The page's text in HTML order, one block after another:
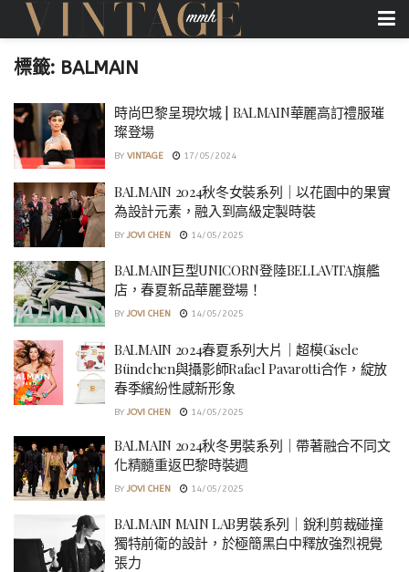
標籤: BALMAIN
時尚巴黎呈現坎城 | BALMAIN華麗高訂禮服璀
璨登場
BY VINTAGE 17/05/2024
BALMAIN 2024秋冬女裝系列｜以花園中的果實
為設計元素，融入到高級定製時裝
BY JOVI CHEN 14/05/2025
BALMAIN巨型UNICORN登陸BELLAVITA旗艦
店，春夏新品華麗登場！
BY JOVI CHEN 14/05/2025
BALMAIN 2024春夏系列大片｜超模Gisele
Bündchen與攝影師Rafael Pavarotti合作，綻放
春季繽紛性感新形象
BY JOVI CHEN 14/05/2025
BALMAIN 2024秋冬男裝系列｜帶著融合不同文
化精髓重返巴黎時裝週
BY JOVI CHEN 14/05/2025
BALMAIN MAIN LAB男裝系列｜銳利剪裁碰撞
獨特前衛的設計，於極簡黑白中釋放強烈視覺
張力